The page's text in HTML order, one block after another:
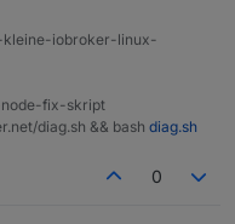
kleine-iobroker-linux-
fix-skript
diag.sh && bash diag.sh
0